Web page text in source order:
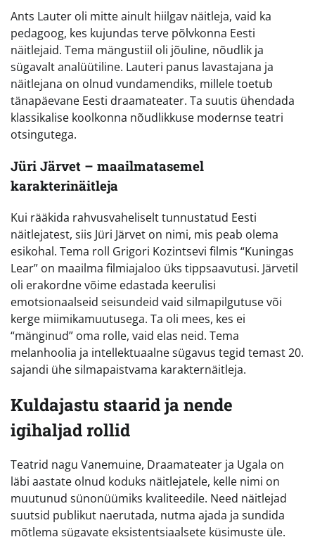
Ants Lauter oli mitte ainult hiilgav näitleja, vaid ka
pedagoog, kes kujundas terve põlvkonna Eesti
näitlejaid. Tema mängustiil oli jõuline, nõudlik ja
sügavalt analüütiline. Lauteri panus lavastajana ja
näitlejana on olnud vundamendiks, millele toetub
tänapäevane Eesti draamateater. Ta suutis ühendada
klassikalise koolkonna nõudlikkuse modernse teatri
otsingutega.
Jüri Järvet – maailmatasemel
karakterinäitleja
Kui rääkida rahvusvaheliselt tunnustatud Eesti
näitlejatest, siis Jüri Järvet on nimi, mis peab olema
esikohal. Tema roll Grigori Kozintsevi filmis “Kuningas
Lear” on maailma filmiajaloo üks tippsaavutusi. Järvetil
oli erakordne võime edastada keerulisi
emotsionaalseid seisundeid vaid silmapilgutuse või
kerge miimikamuutusega. Ta oli mees, kes ei
“mänginud” oma rolle, vaid elas neid. Tema
melanhoolia ja intellektuaalne sügavus tegid temast 20.
sajandi ühe silmapaistvama karakternäitleja.
Kuldajastu staarid ja nende
igihaljad rollid
Teatrid nagu Vanemuine, Draamateater ja Ugala on
läbi aastate olnud koduks näitlejatele, kelle nimi on
muutunud sünonüümiks kvaliteedile. Need näitlejad
suutsid publikut naerutada, nutma ajada ja sundida
mõtlema sügavate eksistentsiaalsete küsimuste üle.